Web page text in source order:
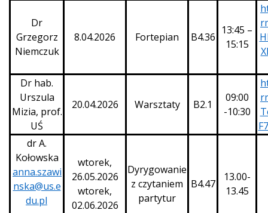
Dr
Grzegorz
Niemczuk
8.04.2026 Fortepian B4.36
13:45 –
15:15
Dr hab.
Urszula
Mizia, prof.
UŚ
20.04.2026 Warsztaty B2.1
09:00
-10:30
dr A.
Kołowska
anna.szawi
nska@us.e
du.pl
wtorek,
26.05.2026
wtorek,
02.06.2026
Dyrygowanie
z czytaniem
partytur
B4.47
13.00-
13.45